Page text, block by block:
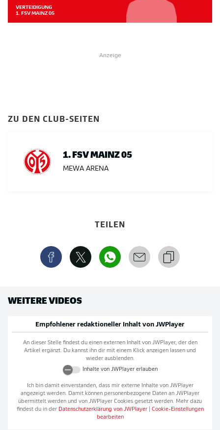
VERTEIDIGUNG
1. FSV MAINZ 05
Anzeige
ZU DEN CLUB-SEITEN
1. FSV MAINZ 05
MEWA ARENA
TEILEN
WEITERE VIDEOS
Empfohlener redaktioneller Inhalt von JWPlayer
An dieser Stelle findest du einen externen Inhalt von JWPlayer, der den
Artikel ergänzt. Du kannst ihn dir mit einem Klick anzeigen lassen und
wieder ausblenden.
Inhalte von JWPlayererlauben
Ich bin damit einverstanden, dass mir externe Inhalte von JWPlayer
angezeigt werden. Damit können personenbezogene Daten an JWPlayer
übermittelt werden und von JWPlayer Cookies gesetzt werden. Mehr dazu
findest du in der Datenschutzerklärung von JWPlayer| Cookie-Einstellungen
bearbeiten